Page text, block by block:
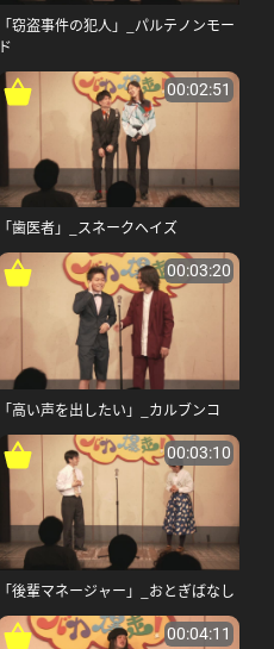
「窃盗事件の犯人」_パルテノンモー
ド
00:02:51
「歯医者」_スネークヘイズ
00:03:20
「高い声を出したい」_カルブンコ
00:03:10
「後輩マネージャー」_おとぎばなし
00:04:11